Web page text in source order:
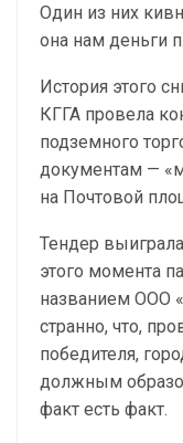
Один из них
она нам деньги
История этого
КГГА провела
подземного
документам —
на Почтовой
Тендер
этого момента
названием ООО
странно, что,
победителя,
должным
факт есть факт.